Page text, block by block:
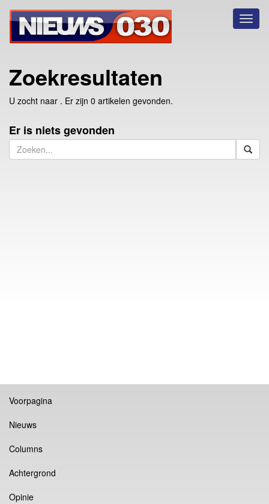
Zoekresultaten
U zocht naar . Er zijn 0 artikelen gevonden.
Er is niets gevonden
Voorpagina
Nieuws
Columns
Achtergrond
Opinie